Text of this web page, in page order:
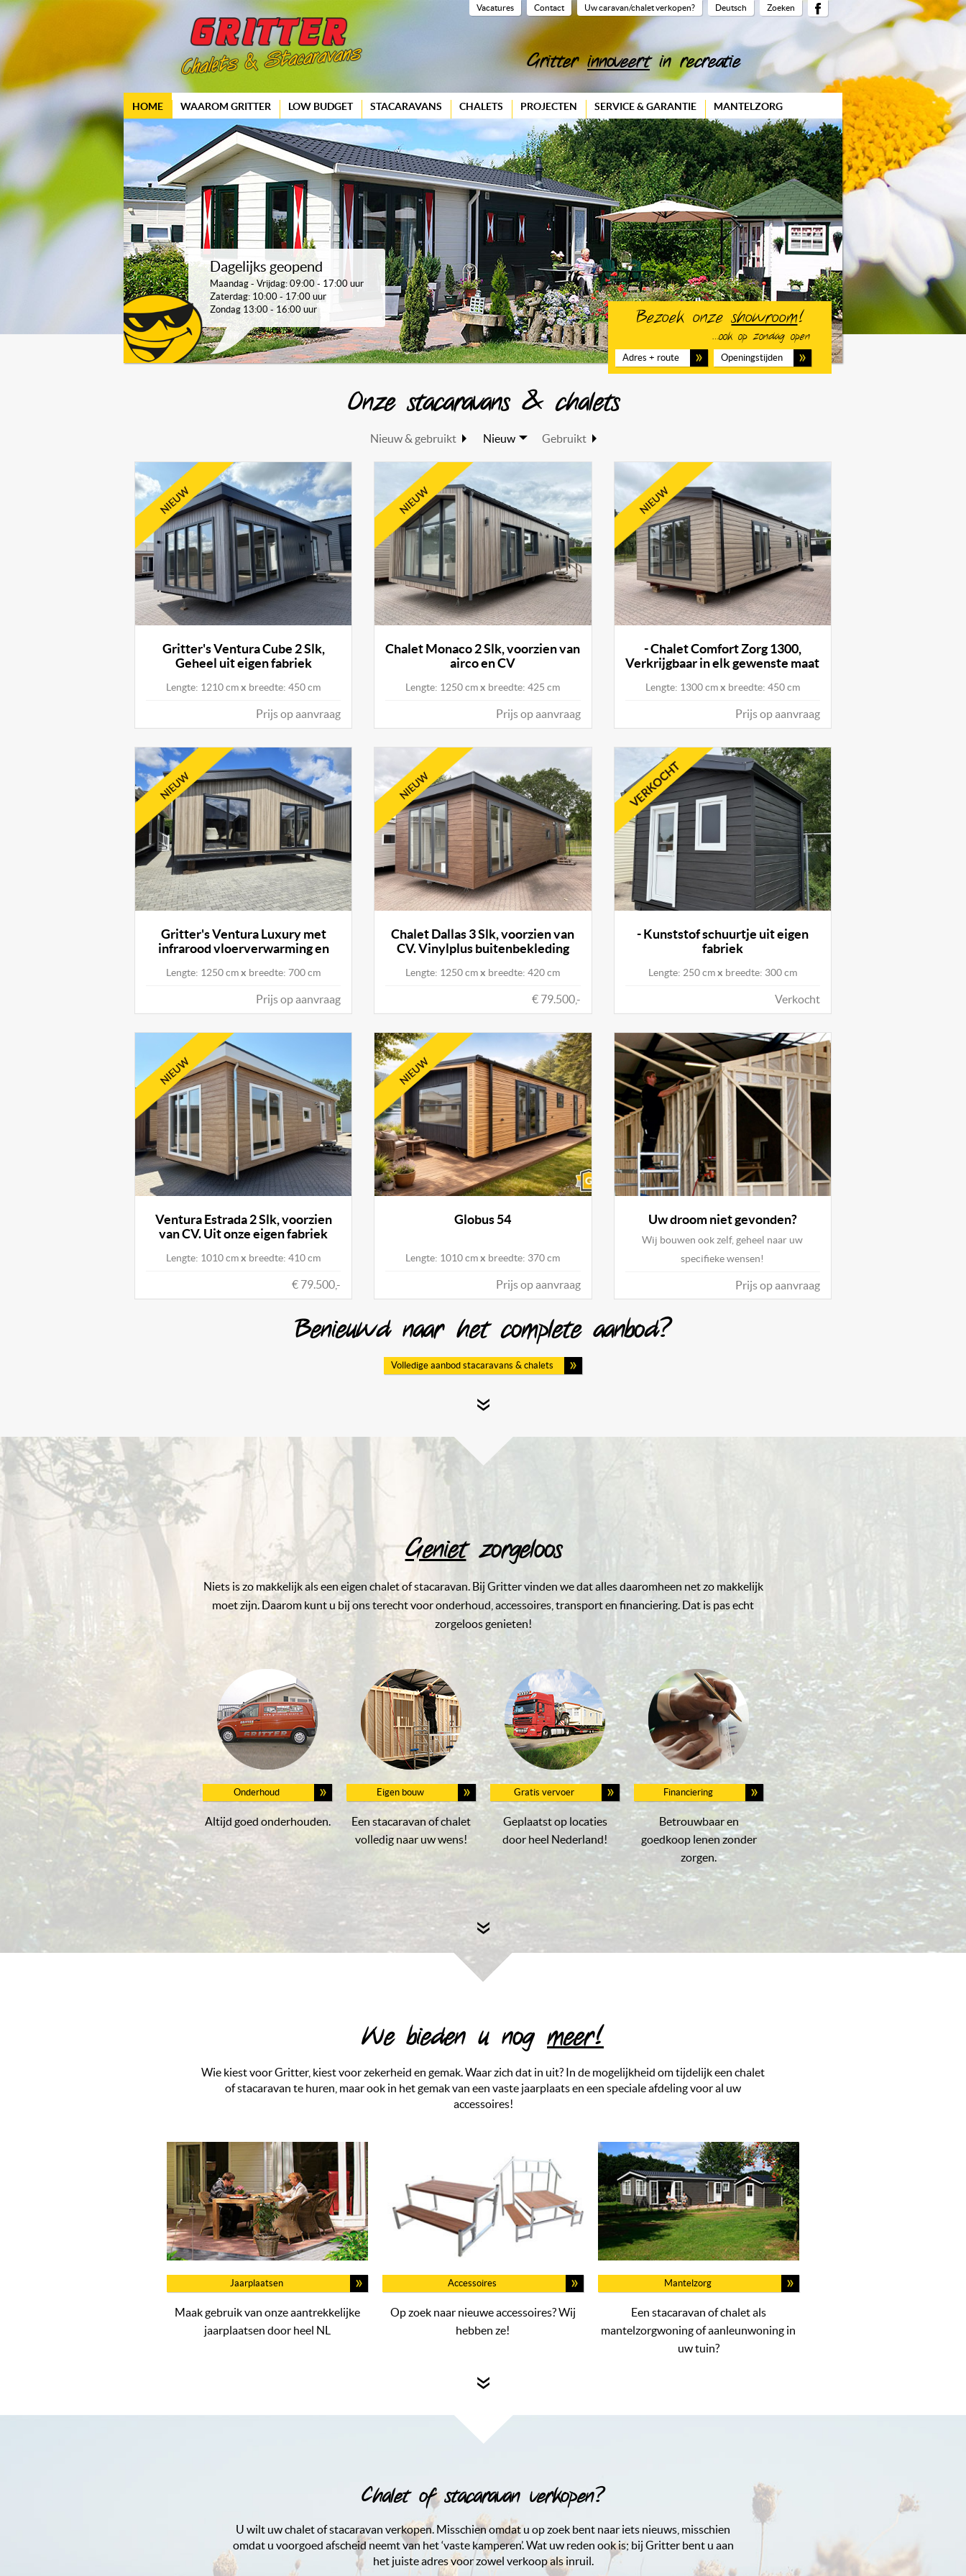
Gritterinnoveertin recreatie
HOME WAAROM GRITTER LOW BUDGET STACARAVANS CHALETS PROJECTEN SERVICE & GARANTIE MANTELZORG
Vacatures Contact Uw caravan/chalet verkopen? Deutsch Zoeken
Dagelijks geopend
Maandag - Vrijdag: 09:00 - 17:00 uur
Zaterdag: 10:00 - 17:00 uur
Zondag 13:00 - 16:00 uur
Bezoek onzeshowroom!
…ook op zondag open
Adres + route Openingstijden
Onze stacaravans & chalets
Nieuw & gebruikt Nieuw Gebruikt
Gritter's Ventura Cube 2 Slk,
Geheel uit eigen fabriek
Lengte: 1210 cmx breedte: 450 cm
Prijs op aanvraag
Chalet Monaco 2 Slk, voorzien van
airco en CV
Lengte: 1250 cmx breedte: 425 cm
Prijs op aanvraag
- Chalet Comfort Zorg 1300,
Verkrijgbaar in elk gewenste maat
Lengte: 1300 cmx breedte: 450 cm
Prijs op aanvraag
Gritter's Ventura Luxury met
infrarood vloerverwarming en
Lengte: 1250 cmx breedte: 700 cm
Prijs op aanvraag
Chalet Dallas 3 Slk, voorzien van
CV. Vinylplus buitenbekleding
Lengte: 1250 cmx breedte: 420 cm
€ 79.500,-
- Kunststof schuurtje uit eigen
fabriek
Lengte: 250 cmx breedte: 300 cm
Verkocht
Ventura Estrada 2 Slk, voorzien
van CV. Uit onze eigen fabriek
Lengte: 1010 cmx breedte: 410 cm
€ 79.500,-
Globus 54
Lengte: 1010 cmx breedte: 370 cm
Prijs op aanvraag
Uw droom niet gevonden?
Wij bouwen ook zelf, geheel naar uw
specifieke wensen!
Prijs op aanvraag
Benieuwd naar het complete aanbod?
Volledige aanbod stacaravans & chalets
Genietzorgeloos
Niets is zo makkelijk als een eigen chalet of stacaravan. Bij Gritter vinden we dat alles daaromheen net zo makkelijk
moet zijn. Daarom kunt u bij ons terecht voor onderhoud, accessoires, transport en financiering. Dat is pas echt
zorgeloos genieten!
Onderhoud
Altijd goed onderhouden.
Eigen bouw
Een stacaravan of chalet
volledig naar uw wens!
Gratis vervoer
Geplaatst op locaties
door heel Nederland!
Financiering
Betrouwbaar en
goedkoop lenen zonder
zorgen.
We bieden u nog meer!
Wie kiest voor Gritter, kiest voor zekerheid en gemak. Waar zich dat in uit? In de mogelijkheid om tijdelijk een chalet
of stacaravan te huren, maar ook in het gemak van een vaste jaarplaats en een speciale afdeling voor al uw
accessoires!
Jaarplaatsen
Maak gebruik van onze aantrekkelijke
jaarplaatsen door heel NL
Accessoires
Op zoek naar nieuwe accessoires? Wij
hebben ze!
Mantelzorg
Een stacaravan of chalet als
mantelzorgwoning of aanleunwoning in
uw tuin?
Chalet of stacaravan verkopen?
U wilt uw chalet of stacaravan verkopen. Misschien omdat u op zoek bent naar iets nieuws, misschien
omdat u voorgoed afscheid neemt van het ‘vaste kamperen’. Wat uw reden ook is; bij Gritter bent u aan
het juiste adres voor zowel verkoop als inruil.